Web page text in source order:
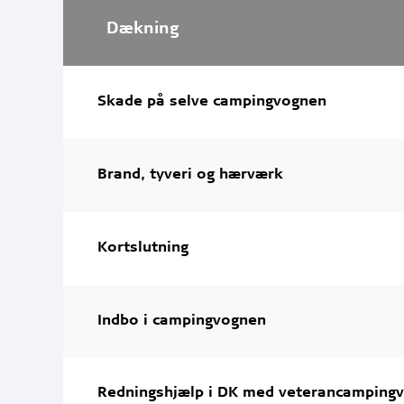
Dækning
Skade på selve campingvognen
Brand, tyveri og hærværk
Kortslutning
Indbo i campingvognen
Redningshjælp i DK med